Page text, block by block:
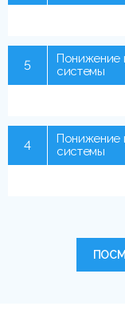
5
Понижение
системы
4
Понижение
системы